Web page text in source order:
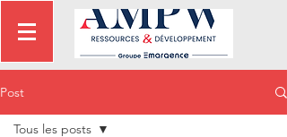
Post
Tous les posts